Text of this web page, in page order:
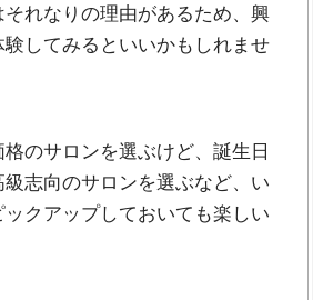
れなりの理由があるため、興
してみるといいかもしれませ
のサロンを選ぶけど、誕生日
志向のサロンを選ぶなど、い
ックアップしておいても楽しい